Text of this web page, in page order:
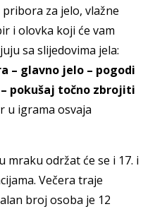
za jelo, vlažne
i olovka koji će vam
sa slijedovima jela:
– glavno jelo – pogodi
pokušaj točno zbrojiti
u igrama osvaja
mraku održat će se i 17. i
Večera traje
broj osoba je 12